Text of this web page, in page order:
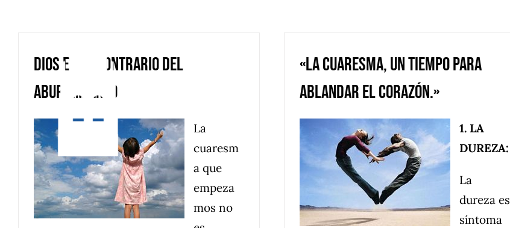
Dios es lo contrario del
aburrimiento
La
cuaresm
a que
empeza
mos no
«La Cuaresma, un tiempo para
ablandar el corazón.»
1. LA
DUREZA:
La
dureza es
síntoma